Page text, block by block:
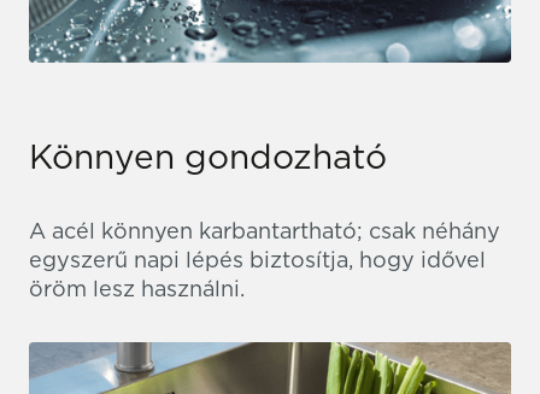
Könnyen gondozható
A acél könnyen karbantartható; csak néhány
egyszerű napi lépés biztosítja, hogy idővel
öröm lesz használni.